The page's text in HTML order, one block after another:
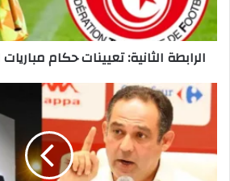
العاشرة
إيابا
الرابطة الثانية: تعيينات حكام
مفاجأة
الفيفا
كرة